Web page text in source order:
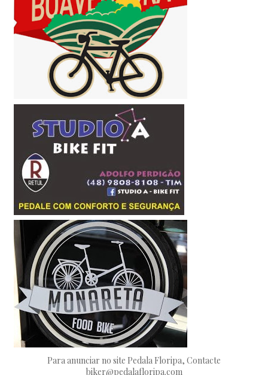
Para anunciar no site Pedala Floripa, Contacte
biker@pedalafloripa.com